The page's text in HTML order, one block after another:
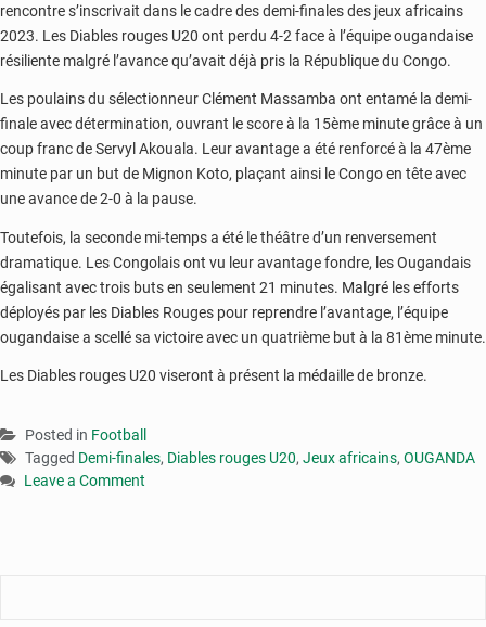
rencontre s’inscrivait dans le cadre des demi-finales des jeux africains
2023. Les Diables rouges U20 ont perdu 4-2 face à l’équipe ougandaise
résiliente malgré l’avance qu’avait déjà pris la République du Congo.
Les poulains du sélectionneur Clément Massamba ont entamé la demi-
finale avec détermination, ouvrant le score à la 15ème minute grâce à un
coup franc de Servyl Akouala. Leur avantage a été renforcé à la 47ème
minute par un but de Mignon Koto, plaçant ainsi le Congo en tête avec
une avance de 2-0 à la pause.
Toutefois, la seconde mi-temps a été le théâtre d’un renversement
dramatique. Les Congolais ont vu leur avantage fondre, les Ougandais
égalisant avec trois buts en seulement 21 minutes. Malgré les efforts
déployés par les Diables Rouges pour reprendre l’avantage, l’équipe
ougandaise a scellé sa victoire avec un quatrième but à la 81ème minute.
Les Diables rouges U20 viseront à présent la médaille de bronze.
Posted in Football
Tagged Demi-finales, Diables rouges U20, Jeux africains, OUGANDA
Leave a Comment